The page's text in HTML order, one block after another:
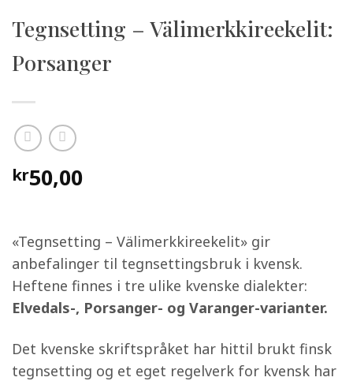
Tegnsetting – Välimerkkireekelit:
Porsanger
kr50,00
«Tegnsetting – Välimerkkireekelit» gir
anbefalinger til tegnsettingsbruk i kvensk.
Heftene finnes i tre ulike kvenske dialekter:
Elvedals-, Porsanger- og Varanger-varianter.
Det kvenske skriftspråket har hittil brukt finsk
tegnsetting og et eget regelverk for kvensk har